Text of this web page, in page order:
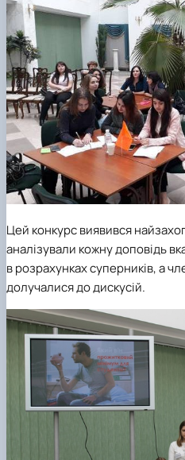
Цей конкурс виявився
аналізували кожну доповідь
в розрахунках суперників, а
долучалися до дискусій.